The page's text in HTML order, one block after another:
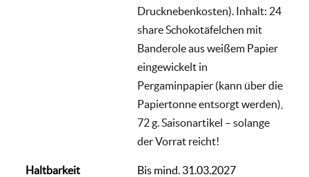
Drucknebenkosten). Inhalt: 24
share Schokotäfelchen mit
Banderole aus weißem Papier
eingewickelt in
Pergaminpapier (kann über die
Papiertonne entsorgt werden),
72 g. Saisonartikel – solange
der Vorrat reicht!
Haltbarkeit
Bis mind. 31.03.2027